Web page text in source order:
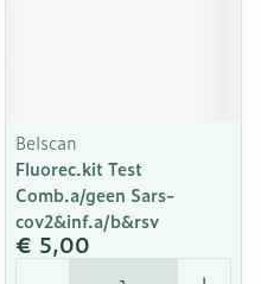
Belscan
Fluorec.kit Test
Comb.a/geen Sars-
cov2&inf.a/b&rsv
€ 5,00
Aantal